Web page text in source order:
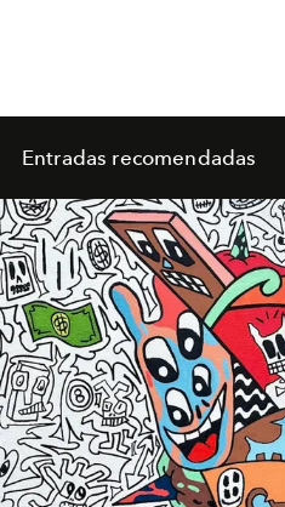
Entradas recomendadas